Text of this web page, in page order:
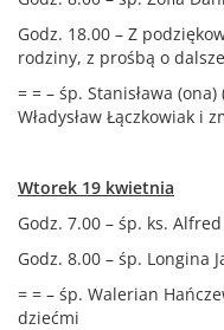
Godz. 18.00 – Z
rodziny, z prośbą o
= = – śp. Stanisława
Władysław Łączkowiak i
Wtorek 19 kwietnia
Godz. 7.00 – śp. ks.
Godz. 8.00 – śp. Longina
= = – śp. Walerian
dziećmi